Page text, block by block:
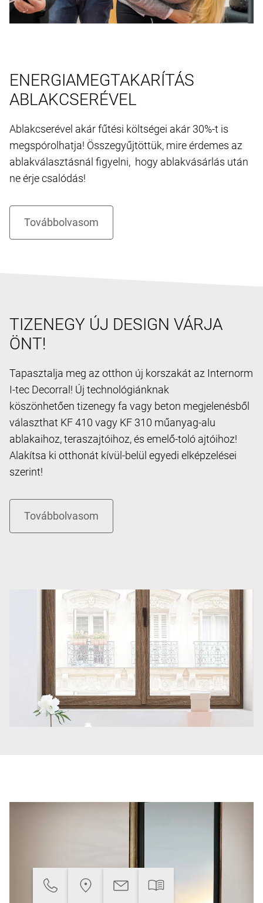
ENERGIAMEGTAKARÍTÁS
ABLAKCSERÉVEL
Ablakcserével akár fűtési költségei akár 30%-t is
megspórolhatja! Összegyűjtöttük, mire érdemes az
ablakválasztásnál figyelni, hogy ablakvásárlás után
ne érje csalódás!
TIZENEGY ÚJ DESIGN VÁRJA
ÖNT!
Tapasztalja meg az otthon új korszakát az Internorm
I-tec Decorral! Új technológiánknak
köszönhetően tizenegy fa vagy beton megjelenésből
választhat KF 410 vagy KF 310 műanyag-alu
ablakaihoz, teraszajtóihoz, és emelő-toló ajtóihoz!
Alakítsa ki otthonát kívül-belül egyedi elképzelései
szerint!